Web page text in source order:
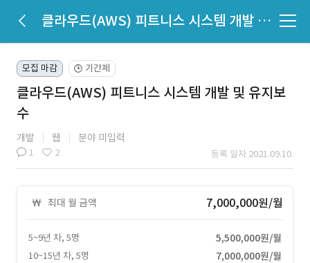
클라우드(AWS) 피트니스 시스템 개발 및 유지보수
모집 마감 🕒 기간제
클라우드(AWS) 피트니스 시스템 개발 및 유지보
수
개발 웹 분야 미입력
1 2 등록 일자 2021.09.10.
최대 월 금액 7,000,000원/월
5~9년 차, 5명 5,500,000원/월
10~15년 차, 5명 7,000,000원/월